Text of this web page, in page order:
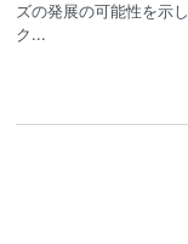
ズの発展の可能性を示
ク...